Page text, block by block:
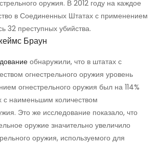
оружия. В 2012 году на каждое
в Соединенных Штатах с применением
32 преступных убийства.
Браун
обнаружили, что в штатах с
огнестрельного оружия уровень
огнестрельного оружия был на 114%
с наименьшим количеством
Это же исследование показало, что
оружие значительно увеличило
оружия, используемого для